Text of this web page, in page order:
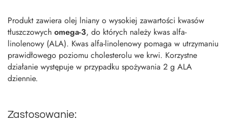
Produkt zawiera olej lniany o wysokiej zawartości kwasów
tłuszczowych omega-3, do których należy kwas alfa-
linolenowy (ALA). Kwas alfa-linolenowy pomaga w utrzymaniu
prawidłowego poziomu cholesterolu we krwi. Korzystne
działanie występuje w przypadku spożywania 2 g ALA
dziennie.
Zastosowanie: